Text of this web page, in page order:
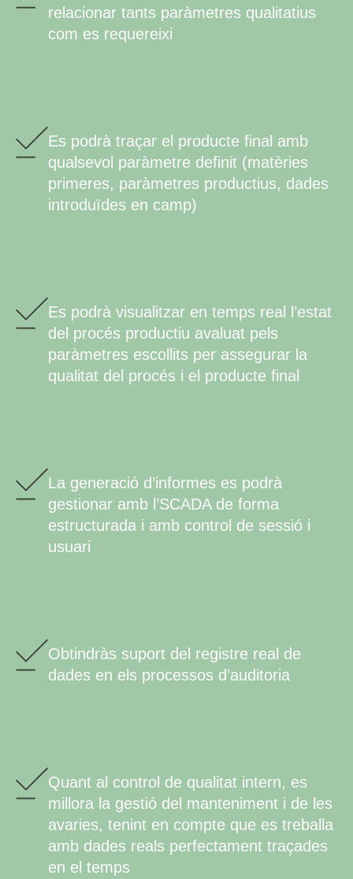
relacionar tants paràmetres qualitatius
com es requereixi
Es podrà traçar el producte final amb
qualsevol paràmetre definit (matèries
primeres, paràmetres productius, dades
introduïdes en camp)
Es podrà visualitzar en temps real l’estat
del procés productiu avaluat pels
paràmetres escollits per assegurar la
qualitat del procés i el producte final
La generació d’informes es podrà
gestionar amb l’SCADA de forma
estructurada i amb control de sessió i
usuari
Obtindràs suport del registre real de
dades en els processos d’auditoria
Quant al control de qualitat intern, es
millora la gestió del manteniment i de les
avaries, tenint en compte que es treballa
amb dades reals perfectament traçades
en el temps